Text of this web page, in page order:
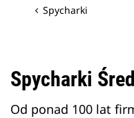
Spycharki
Spycharki
Od ponad 100 lat